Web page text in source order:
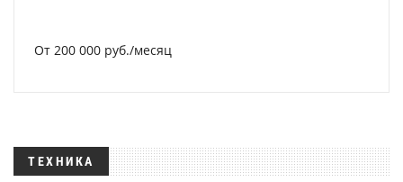
От 200 000 руб./месяц
ТЕХНИКА